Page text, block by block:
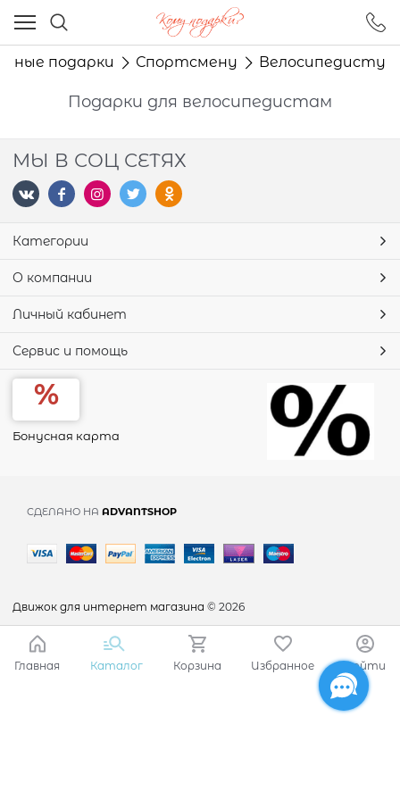
подарки Спортсмену Велосипедисту
Подарки для велосипедистам
МЫ В СОЦ СЕТЯХ
Категории
О компании
Личный кабинет
Сервис и помощь
Бонусная карта
СДЕЛАНО НА ADVANTSHOP
Движок для интернет магазина © 2026
Главная Каталог Корзина Избранное Войти
Ваш город - Москва,
угадали?
ДА НЕТ